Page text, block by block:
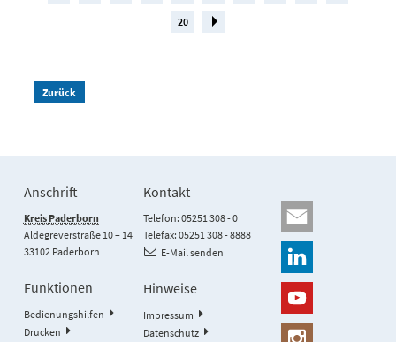
20
Zurück
Anschrift
Kreis Paderborn
Aldegreverstraße 10 – 14
33102 Paderborn
Kontakt
Telefon: 05251 308 - 0
Telefax: 05251 308 - 8888
E-Mail senden
Funktionen
Bedienungshilfen
Drucken
Hinweise
Impressum
Datenschutz